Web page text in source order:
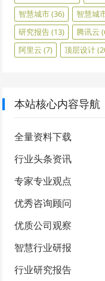
智慧城市(36) 智慧城
研究报告(13) 腾讯云
阿里云 (7) 顶层设计
本站核心内容导航
全量资料下载
行业头条资讯
专家专业观点
优秀咨询顾问
优质公司观察
智慧行业研报
行业研究报告